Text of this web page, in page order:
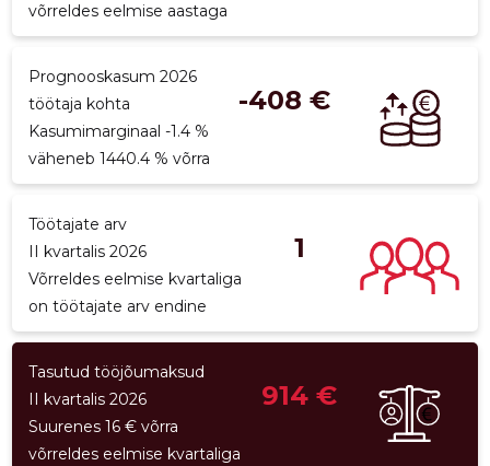
võrreldes eelmise aastaga
Prognooskasum 2026
töötaja kohta
-408 €
Kasumimarginaal -1.4 %
väheneb 1440.4 % võrra
Töötajate arv
II kvartalis 2026
1
Võrreldes eelmise kvartaliga
on töötajate arv endine
Tasutud tööjõumaksud
II kvartalis 2026
914 €
Suurenes 16 € võrra
võrreldes eelmise kvartaliga